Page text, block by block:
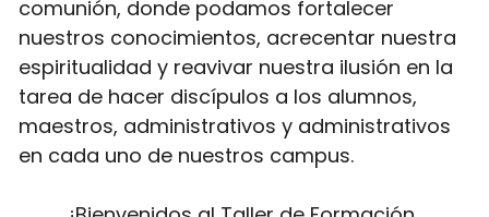
comunión, donde podamos fortalecer
nuestros conocimientos, acrecentar nuestra
espiritualidad y reavivar nuestra ilusión en la
tarea de hacer discípulos a los alumnos,
maestros, administrativos y administrativos
en cada uno de nuestros campus.